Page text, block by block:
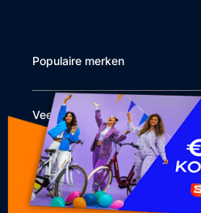
Populaire merken
Veel bezocht
Klantenservice